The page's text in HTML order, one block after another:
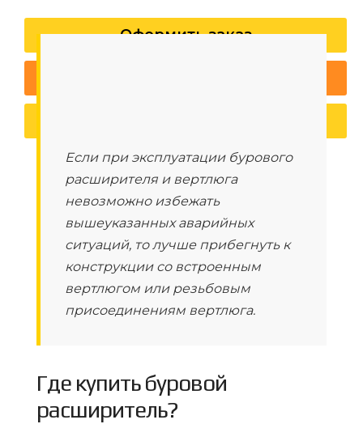
Оформить заказ
Если при эксплуатации бурового
расширителя и вертлюга
невозможно избежать
вышеуказанных аварийных
ситуаций, то лучше прибегнуть к
конструкции со встроенным
вертлюгом или резьбовым
присоединениям вертлюга.
Где купить буровой
расширитель?